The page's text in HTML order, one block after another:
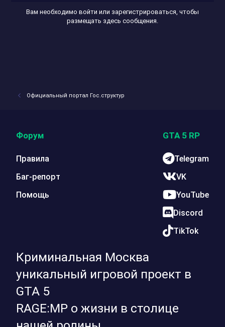
Вам необходимо войти или зарегистрироваться, чтобы
размещать здесь сообщения.
Официальный портал Гос.структур
Криминальная Москва
уникальный игровой проект в
GTA 5
RAGE:MP о жизни в столице
Форум
Правила
Баг-репорт
Помощь
GTA 5 RP
Telegram
VK
YouTube
Discord
TikTok